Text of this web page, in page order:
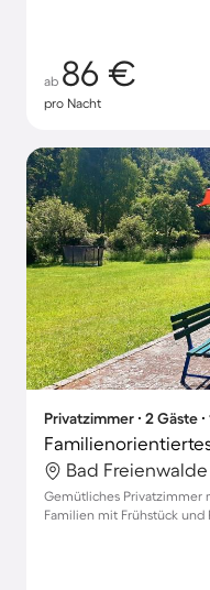
ab 86 €
pro Nacht
Privatzimmer ∙ 2 Gäste
Gemütliches Privatzimmer
Familien mit Frühstück